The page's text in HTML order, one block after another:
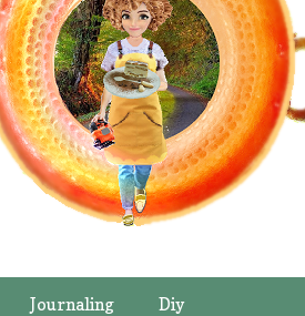
Journaling Diy